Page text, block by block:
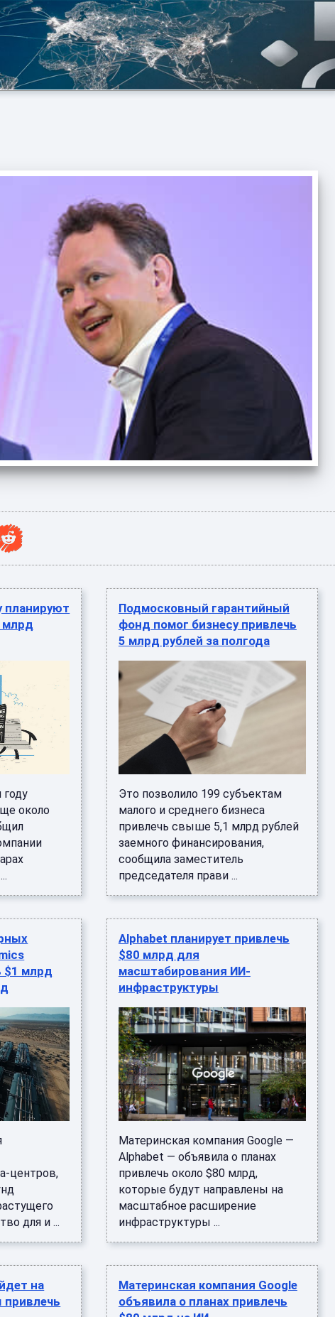
планируют
млрд
около
Подмосковный гарантийный
фонд помог бизнесу привлечь
5 млрд рублей за полгода
Это позволило 199 субъектам
малого и среднего бизнеса
привлечь свыше 5,1 млрд рублей
заемного финансирования,
сообщила заместитель
председателя прави ...
$1 млрд
центров,
для и ...
Alphabet планирует привлечь
$80 млрд для
масштабирования ИИ-
инфраструктуры
Материнская компания Google —
Alphabet — объявила о планах
привлечь около $80 млрд,
которые будут направлены на
масштабное расширение
инфраструктуры ...
на
Материнская компания Google
объявила о планах привлечь